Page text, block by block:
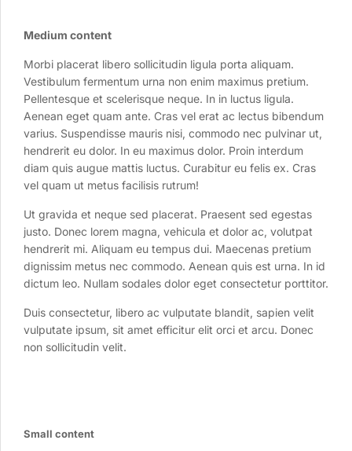
Medium content
Morbi placerat libero sollicitudin ligula porta aliquam.
Vestibulum fermentum urna non enim maximus pretium.
Pellentesque et scelerisque neque. In in luctus ligula.
Aenean eget quam ante. Cras vel erat ac lectus bibendum
varius. Suspendisse mauris nisi, commodo nec pulvinar ut,
hendrerit eu dolor. In eu maximus dolor. Proin interdum
diam quis augue mattis luctus. Curabitur eu felis ex. Cras
vel quam ut metus facilisis rutrum!
Ut gravida et neque sed placerat. Praesent sed egestas
justo. Donec lorem magna, vehicula et dolor ac, volutpat
hendrerit mi. Aliquam eu tempus dui. Maecenas pretium
dignissim metus nec commodo. Aenean quis est urna. In id
dictum leo. Nullam sodales dolor eget consectetur porttitor.
Duis consectetur, libero ac vulputate blandit, sapien velit
vulputate ipsum, sit amet efficitur elit orci et arcu. Donec
non sollicitudin velit.
Small content